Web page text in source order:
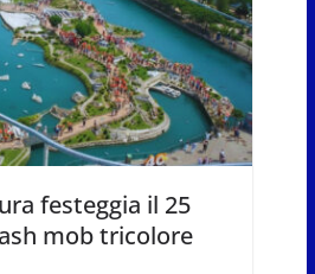
festeggia il 25
mob tricolore